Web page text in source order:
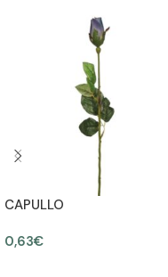
CAPULLO
0,63€